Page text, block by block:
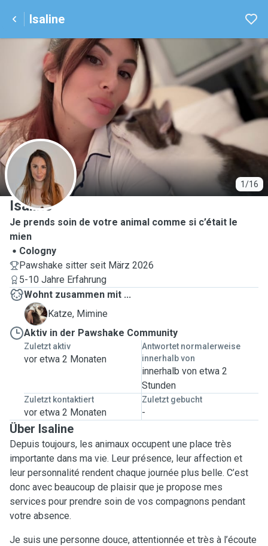
Isaline
1/16
I
Isaline
Je prends soin de votre animal comme si c’était le
mien
Cologny
Pawshake sitter seit März 2026
5-10 Jahre Erfahrung
Wohnt zusammen mit ...
M
Katze, Mimine
Aktiv in der Pawshake Community
Zuletzt aktiv
vor etwa 2 Monaten
Antwortet normalerweise
innerhalb von
innerhalb von etwa 2
Stunden
Zuletzt kontaktiert
vor etwa 2 Monaten
Zuletzt gebucht
-
Über Isaline
Depuis toujours, les animaux occupent une place très
importante dans ma vie. Leur présence, leur affection et
leur personnalité rendent chaque journée plus belle. C’est
donc avec beaucoup de plaisir que je propose mes
services pour prendre soin de vos compagnons pendant
votre absence.
Je suis une personne douce, attentionnée et très à l’écoute